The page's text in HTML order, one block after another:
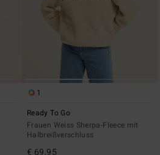
1
Ready To Go
Frauen Weiss Sherpa-Fleece mit
Halbreißverschluss
€ 69,95